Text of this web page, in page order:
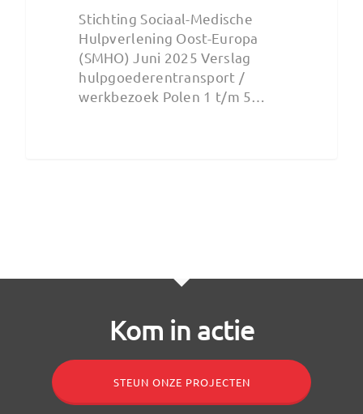
Stichting Sociaal-Medische
Hulpverlening Oost-Europa
(SMHO) Juni 2025 Verslag
hulpgoederentransport /
werkbezoek Polen 1 t/m 5…
Kom in actie
STEUN ONZE PROJECTEN